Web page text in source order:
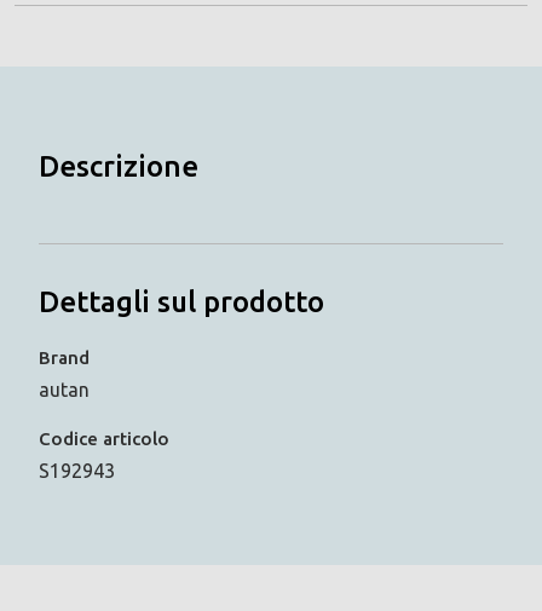
Descrizione
Dettagli sul prodotto
Brand
autan
Codice articolo
S192943